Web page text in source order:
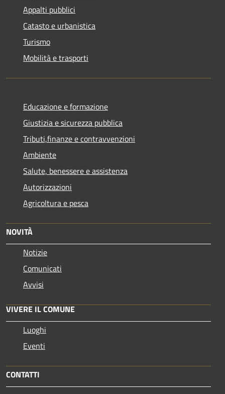
Appalti pubblici
Catasto e urbanistica
Turismo
Mobilità e trasporti
Educazione e formazione
Giustizia e sicurezza pubblica
Tributi,finanze e contravvenzioni
Ambiente
Salute, benessere e assistenza
Autorizzazioni
Agricoltura e pesca
NOVITÀ
Notizie
Comunicati
Avvisi
VIVERE IL COMUNE
Luoghi
Eventi
CONTATTI